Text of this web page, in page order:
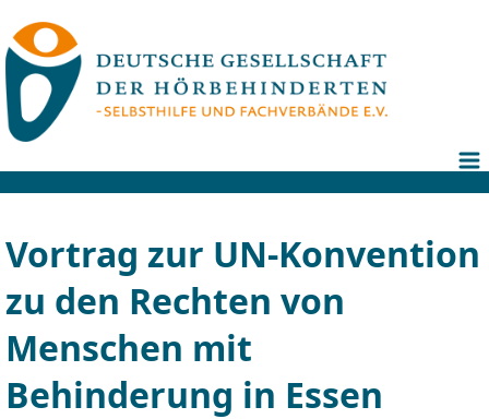
Vortrag zur UN-Konvention
zu den Rechten von
Menschen mit
Behinderung in Essen